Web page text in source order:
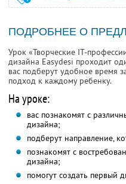
ПОДРОБНЕЕ О
Урок «Творческие IT-
дизайна Easydesi проходит
вас подберут удобное время
подход к каждому ребенку.
На уроке:
вас познакомят с
дизайна;
подберут направление,
познакомят с
дизайна;
помогут создать первый